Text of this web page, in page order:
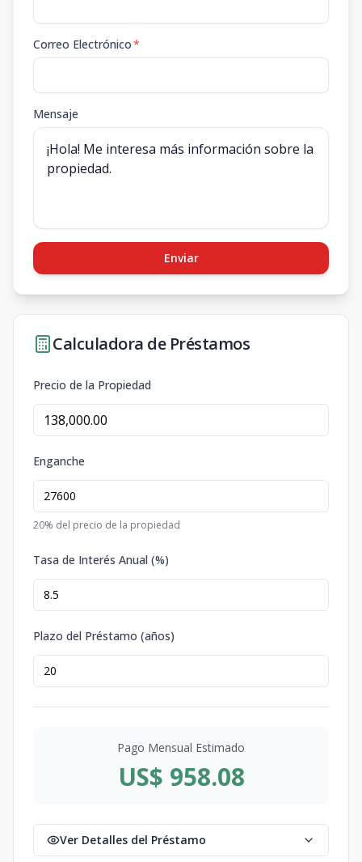
Correo Electrónico*
Mensaje
Enviar
Calculadora de Préstamos
Precio de la Propiedad
Enganche
20% del precio de la propiedad
Tasa de Interés Anual (%)
Plazo del Préstamo (años)
Pago Mensual Estimado
US$ 958.08
Ver Detalles del Préstamo